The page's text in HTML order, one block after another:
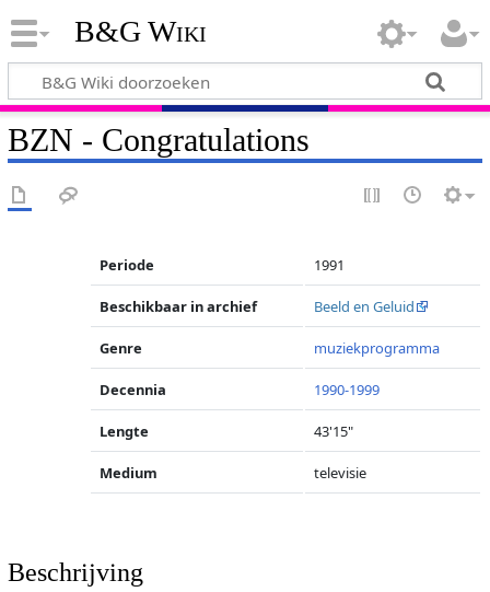
B&G Wiki
BZN - Congratulations
Periode 1991
Beschikbaar in archief Beeld en Geluid
Genre muziekprogramma
Decennia 1990-1999
Lengte 43'15"
Medium televisie
Beschrijving